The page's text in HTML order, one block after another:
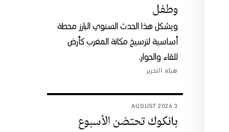
وطفل
ويشكل هذا الحدث السنوي البارز محطة
أساسية لترسيخ مكانة المغرب كأرض
للقاء والحوار.
هيئة التحرير
3 AUGUST 2026
بانكوك تحتضن الأسبوع